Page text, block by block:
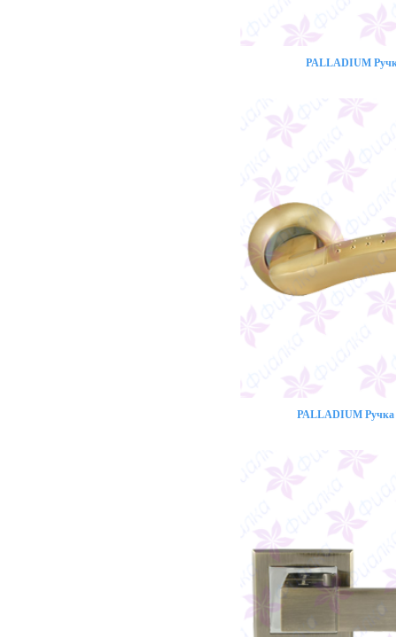
PALLADIUM
PALLADIUM Ручка